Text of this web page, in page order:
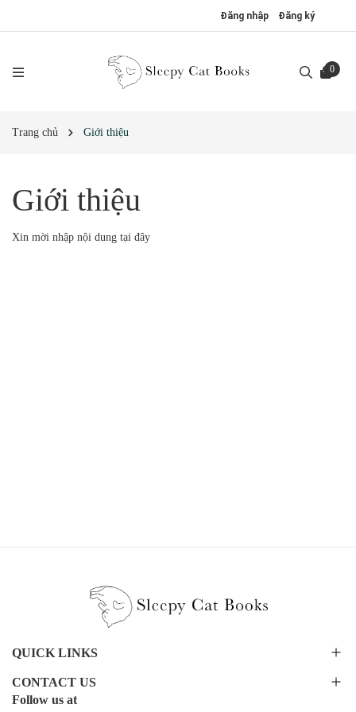
Đăng nhập Đăng ký
0
Trang chủ Giới thiệu
Giới thiệu
Xin mời nhập nội dung tại đây
QUICK LINKS
CONTACT US
Follow us at